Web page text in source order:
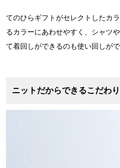
てのひらギフトがセレクトしたカ
るカラーにあわせやすく、シャツ
て着回しができるのも使い回しが
ニットだからできるこだわり